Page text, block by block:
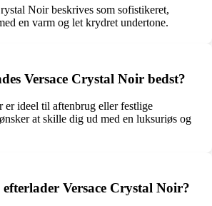
Noir beskrives som sofistikeret,
en varm og let krydret undertone.
Versace Crystal Noir bedst?
er ideel til aftenbrug eller festlige
at skille dig ud med en luksuriøs og
Versace Crystal Noir?